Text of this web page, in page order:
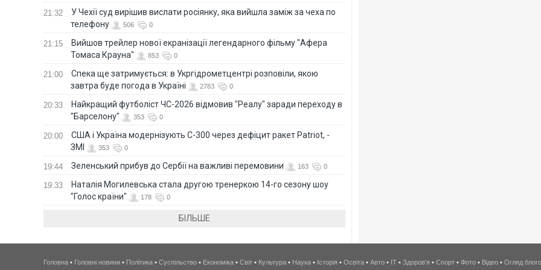
21:32
У Чехії суд вирішив вислати росіянку, яка вийшла заміж за чеха по
телефону
506 0
21:15
Вийшов трейлер нової екранізації легендарного фільму "Афера
Томаса Крауна"
853 0
21:00
Спека ще затримується: в Укргідрометцентрі розповіли, якою
завтра буде погода в Україні
2783 0
20:33
Найкращий футболіст ЧС-2026 відмовив "Реалу" заради переходу в
"Барселону"
353 0
20:00
США і Україна модернізують С-300 через дефіцит ракет Patriot, -
ЗМІ
353 0
19:44 Зеленський прибув до Сербії на важливі перемовини 163 0
19:33
Наталія Могилевська стала другою тренеркою 14-го сезону шоу
"Голос країни"
178 0
БІЛЬШЕ
Головна • Головні новини • Політика • Суспільство • Економіка • Світ • Культура • Наука • Історія • Освіта • Авто • IT • Здоров'я • Спорт • Фото • Відео • Огляд